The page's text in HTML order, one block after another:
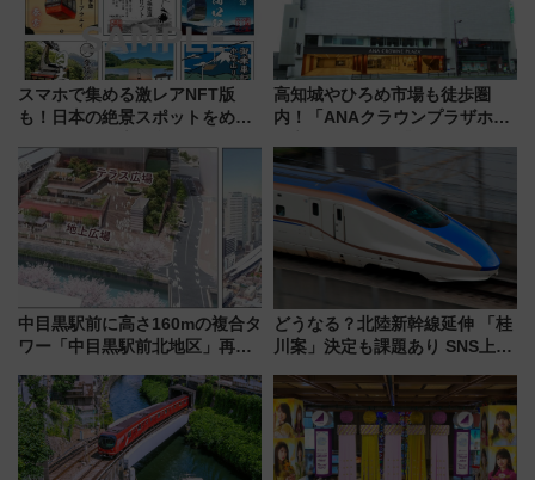
スマホで集める激レアNFT版
も！日本の絶景スポットをめぐ
ん)」企画がスタート
高知城やひろめ市場も徒歩圏
内！「ANAクラウンプラザホテ
中目黒駅前に高さ160mの複合タ
ワー「中目黒駅前北地区」再開
どうなる？北陸新幹線延伸 「桂
川案」決定も課題あり SNS上の